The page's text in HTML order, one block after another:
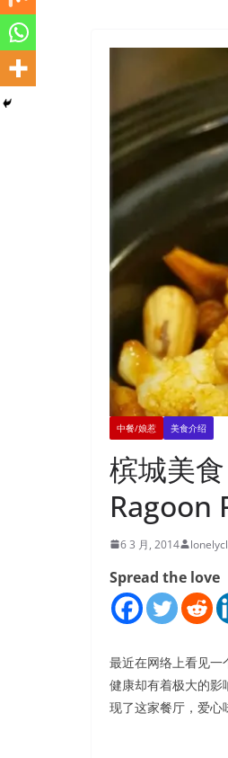
中餐/娘惹 美食介绍
槟城美
Ragoon
6 3 月, 2014
Spread the love
最近在网络上看见一
健康却有着极大的影
现了这家餐厅，爱心